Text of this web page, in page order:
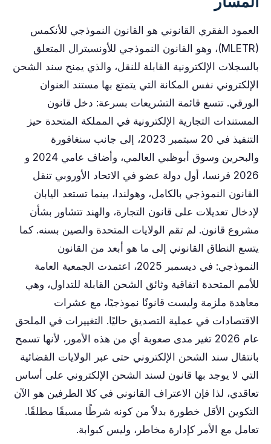
العمود الفقري القانوني هو القانون النموذجي للأنكمس
(MLETR)، وهو القانون النموذجي للأونسيترال المتعلق
بالسجلات الإلكترونية القابلة للنقل، والذي يمنح سند الشحن
الإلكتروني نفس المكانة التي يتمتع بها مستند العنوان
الورقي. تتسع قائمة التشريعات بسرعة: دخل قانون
المستندات التجارية الإلكترونية في المملكة المتحدة حيز
التنفيذ في 20 سبتمبر 2023، إلى جانب سنغافورة
والبحرين وسوق أبوظبي العالمي، وأضاف عامي 2024 و
2026 فرنسا، أول دولة عضو في الاتحاد الأوروبي تنقل
القانون النموذجي بالكامل، وهولندا، بينما تستعد اليابان
لإدخال تعديلات على قانون التجارة، والهند تتشاور بشأن
مشروع قانون. لم تقم الولايات المتحدة والصين بسنه. كما
يتسع النطاق القانوني إلى ما هو أبعد من القانون
النموذجي: في ديسمبر 2025، اعتمدت الجمعية العامة
للأمم المتحدة اتفاقية وثائق الشحن القابلة للتداول، وهي
معاهدة ملزمة وليست قانونًا نموذجيًا، مع عشرات
الاقتصادات في عملية التصديق حاليًا. التغييرات في الملحق
عام 2026 تغير مدى صعوبة أي من هذه الأمور، لأنها تسمح
بانتقال سند الشحن الإلكتروني حتى عبر الولايات القضائية
التي لا يوجد بها قانون لسند الشحن الإلكتروني على أساس
تعاقدي، لذا فإن الاعتراف القانوني في كلا الطرفين هو الآن
التكوين الأقل خطورة بدلاً من كونه شرطًا مسبقًا مطلقًا.
تعامل مع الأمر كإدارة مخاطر، وليس كبوابة.